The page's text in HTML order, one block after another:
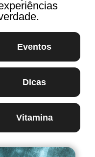
Eventos
Dicas
Vitamina